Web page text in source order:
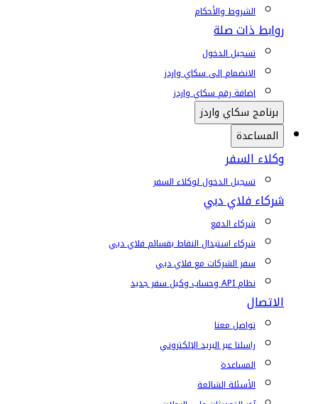
الشروط والأحكام
روابط ذات صلة
تسجيل الدخول
الانضمام إلى سكاي واردز
إضافة رقم سكاي واردز
برنامج سكاي واردز
المساعدة
وكلاء السفر
تسجيل الدخول لوكلاء السفر
شركاء فلاي دبي
شركاء الدفع
شركاء استبدال النقاط بقسائم فلاي دبي
سفر الشركات مع فلاي دبي
نظام API وحساب وكيل سفر جديد
الاتصال
تواصل معنا
راسلنا عبر البريد الإلكتروني
المساعدة
الأسئلة الشائعة